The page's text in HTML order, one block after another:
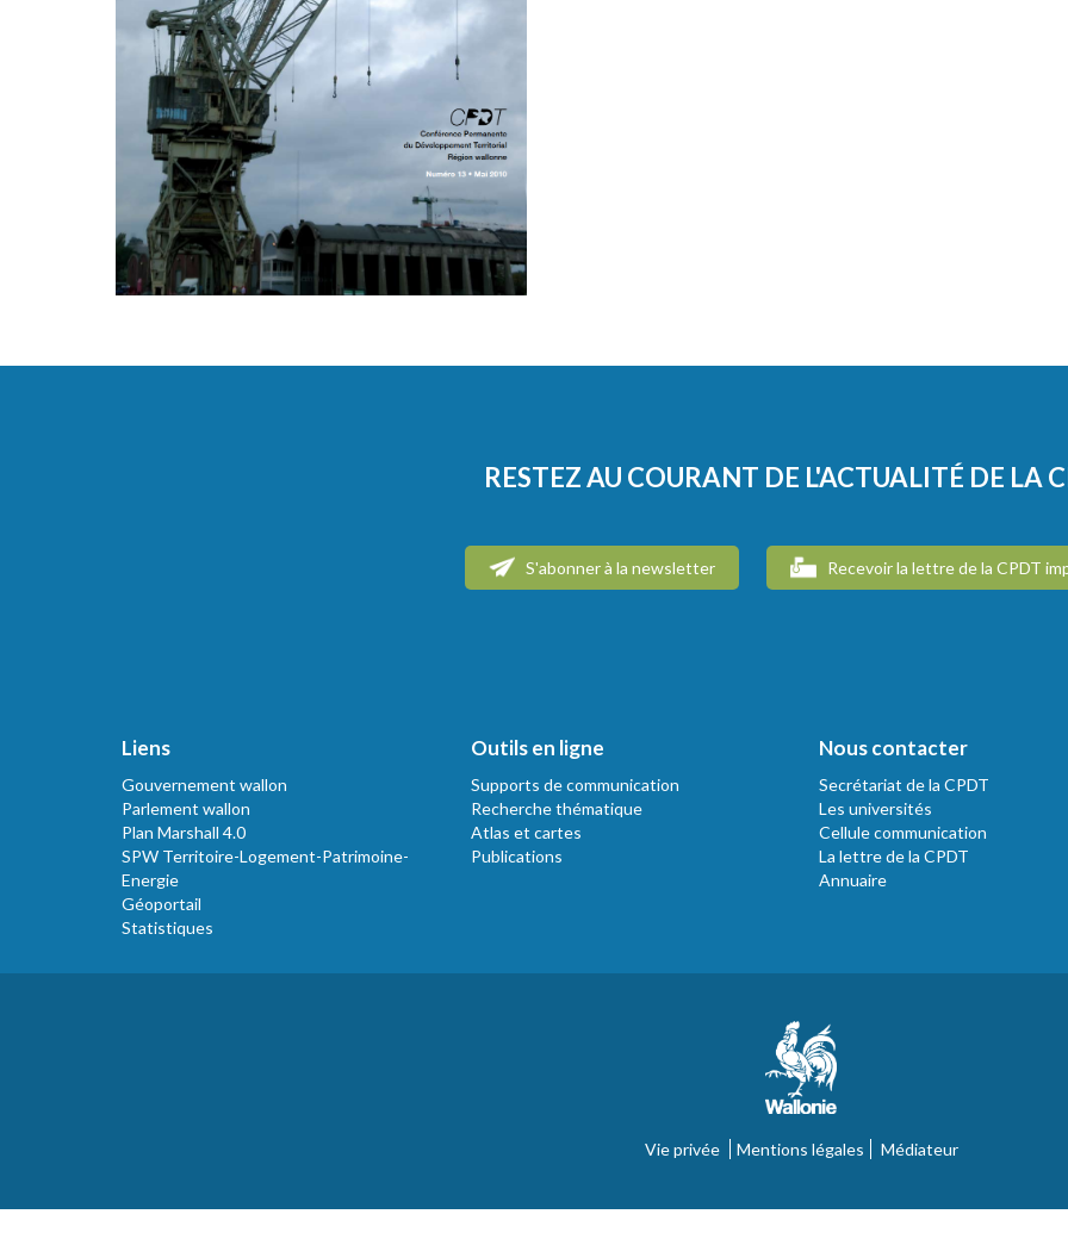
RESTEZ AU COURANT DE L'ACTUALITÉ DE LA
S'abonner à la newsletter Recevoir la lettre de la CPDT
Liens
Gouvernement wallon
Parlement wallon
Plan Marshall 4.0
SPW Territoire-Logement-Patrimoine-
Energie
Géoportail
Statistiques
Outils en ligne
Supports de communication
Recherche thématique
Atlas et cartes
Publications
Nous contacter
Secrétariat de la CPDT
Les universités
Cellule communication
La lettre de la CPDT
Annuaire
Vie privée Mentions légales Médiateur